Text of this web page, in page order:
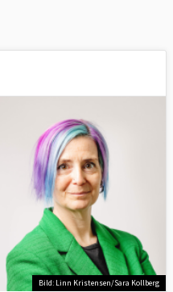
Bild: Linn Kristensen/Sara Kollberg